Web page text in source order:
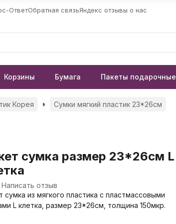
ОтветОбратная связьЯндекс отзывы о нас
Корзины Бумага Пакеты подарочные
Корея
Сумки мягкий пластик 23*26см
сумка размер 23*26см L
Написать отзыв
сумка из мягкого пластика с пластмассовыми
L клетка, размер 23*26см, толщина 150мкр.